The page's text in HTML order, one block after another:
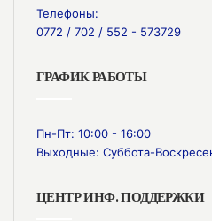
Телефоны:
0772 / 702 / 552 - 573729
ГРАФИК РАБОТЫ
Пн-Пт: 10:00 - 16:00
Выходные: Суббота-
ЦЕНТР ИНФ. ПОДДЕРЖКИ